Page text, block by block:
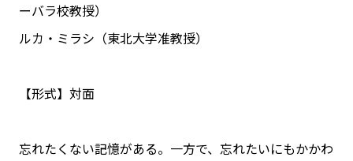
ーバラ校教授）
ルカ・ミラシ（東北大学准教授）
【形式】対面
忘れたくない記憶がある。一方で、忘れたいにもかかわ